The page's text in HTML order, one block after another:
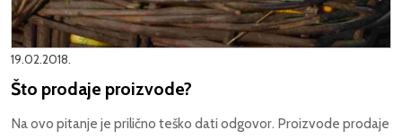
19.02.2018.
Što prodaje proizvode?
Na ovo pitanje je prilično teško dati odgovor. Proizvode prodaje